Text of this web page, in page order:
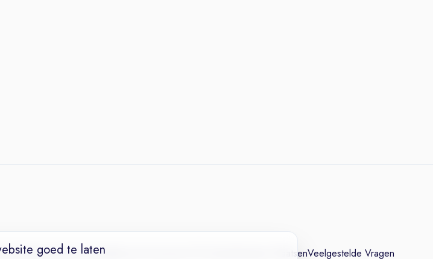
WerkgeversOver OnsMaak een Succesvol CV Vacature PlaatsenVeelgestelde Vragen
goed te laten